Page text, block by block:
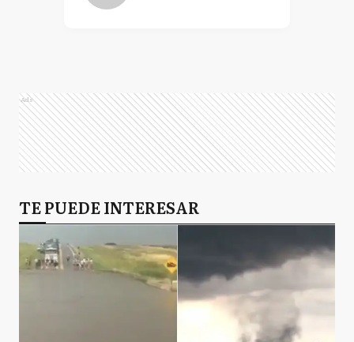
Ads
TE PUEDE INTERESAR